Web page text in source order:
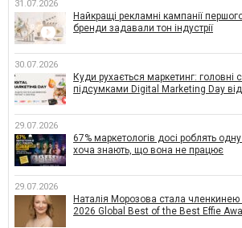
31.07.2026
Найкращі рекламні кампанії
бренди задавали тон індустрії
30.07.2026
Куди рухається маркетинг: головні
підсумками Digital Marketing Day
29.07.2026
67% маркетологів досі роблять
хоча знають, що вона не працює
29.07.2026
Наталія Морозова стала членкинею
2026 Global Best of the Best Effie